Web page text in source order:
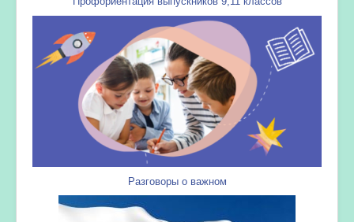
Разговоры о важном